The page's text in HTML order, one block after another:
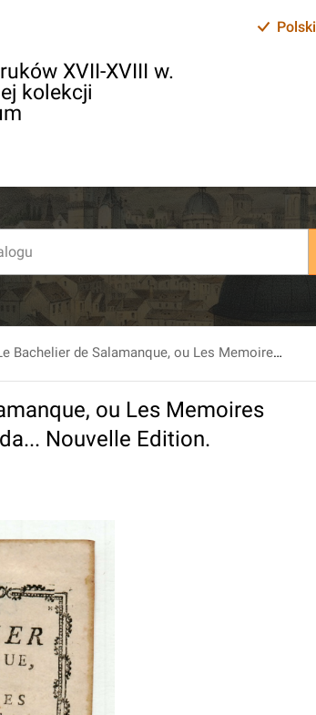
XVII-XVIII w.
kolekcji
Polski
Le Bachelier de Salamanque, ou Les Memoires et avantures de Don Cherubin de la Ronda... Nouvelle Edition. Cinquieme partie.
ou Les Memoires
Nouvelle Edition.